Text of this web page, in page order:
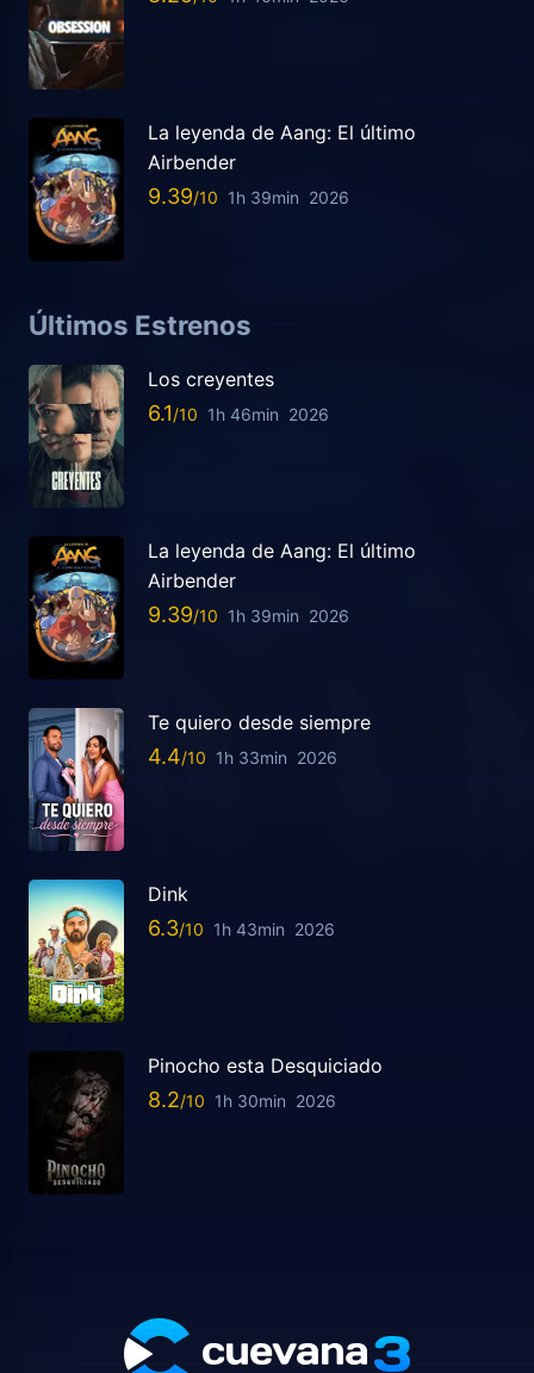
La leyenda de Aang: El último
Airbender
9.39 1h 39min 2026
Últimos Estrenos
Los creyentes
6.1 1h 46min 2026
La leyenda de Aang: El último
Airbender
9.39 1h 39min 2026
Te quiero desde siempre
4.4 1h 33min 2026
Dink
6.3 1h 43min 2026
Pinocho esta Desquiciado
8.2 1h 30min 2026